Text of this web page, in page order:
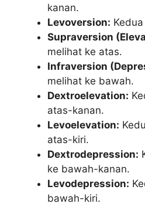
kanan.
Levoversion:
Supraversion
melihat ke atas.
Infraversion
melihat ke bawah.
Dextroelevation:
atas-kanan.
Levoelevation:
atas-kiri.
Dextrodepression:
ke bawah-kanan.
Levodepression:
bawah-kiri.